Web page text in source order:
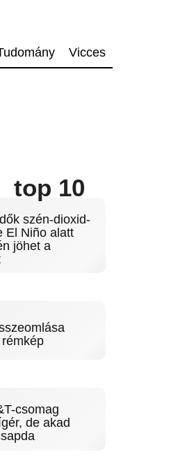
Vicces
top 10
szén-dioxid-
El Niño alatt
jöhet a
csomag
de akad